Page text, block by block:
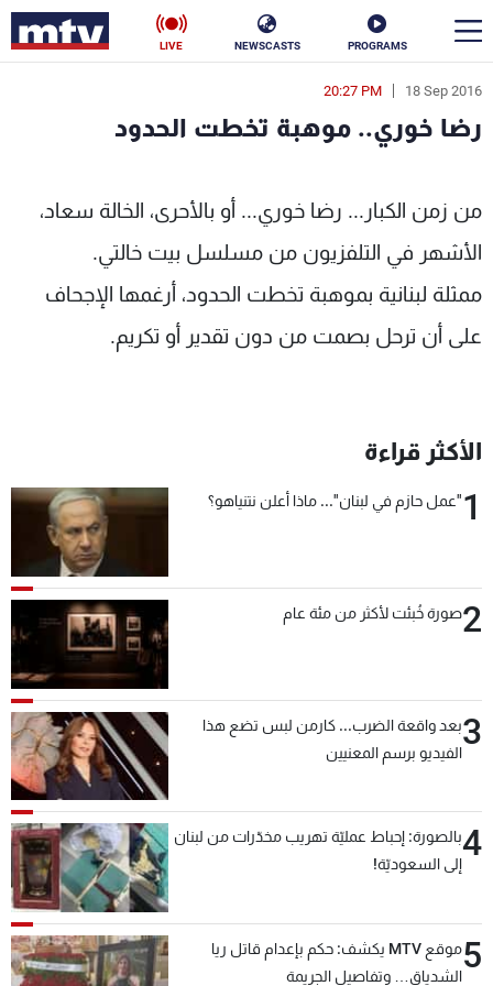
PROGRAMS
NEWSCASTS
LIVE
18 Sep 2016
20:27 PM
رضا خوري.. موهبة تخطت الحدود
من زمن الكبار... رضا خوري... أو بالأحرى، الخالة سعاد،
الأشهر في التلفزيون من مسلسل بيت خالتي.
ممثلة لبنانية بموهبة تخطت الحدود، أرغمها الإجحاف
على أن ترحل بصمت من دون تقدير أو تكريم.
الأكثر قراءة
1"عمل حازم في لبنان"... ماذا أعلن نتنياهو؟
2صورة خُبئت لأكثر من مئة عام
3بعد واقعة الضرب... كارمن لبس تضع هذا
الفيديو برسم المعنيين
4بالصورة: إحباط عمليّة تهريب مخدّرات من لبنان
إلى السعوديّة!
5
موقع MTV يكشف: حكم بإعدام قاتل ريا
الشدياق… وتفاصيل الجريمة
en
الأخبار
سياسة ناس
إقتصاد فن
منوعات رياضة
كأس العالم
البرامج
شاهد البرامج
عن MTV
شروط الإسـتخدام
سياسة الخصوصية